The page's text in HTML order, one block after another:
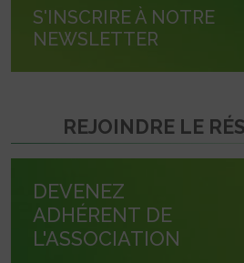
S'INSCRIRE À NOTRE
NEWSLETTER
REJOINDRE LE
DEVENEZ
ADHÉRENT DE
L'ASSOCIATION